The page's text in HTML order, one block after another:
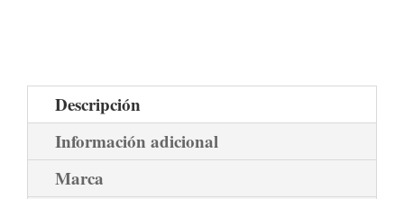
Descripción
Información adicional
Marca